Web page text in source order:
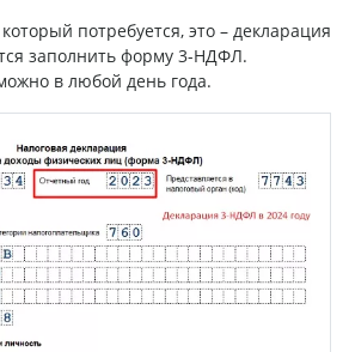
потребуется, это – декларация
заполнить форму 3-НДФЛ.
в любой день года.